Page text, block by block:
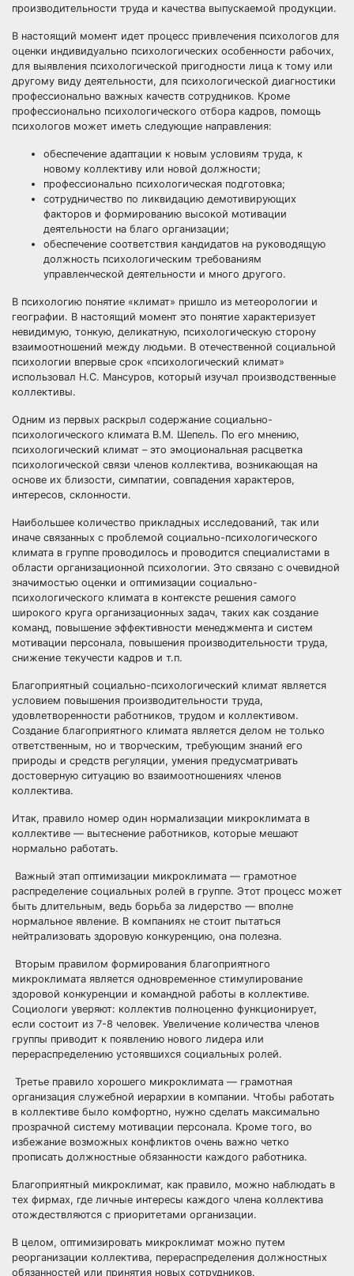
производительности труда и качества выпускаемой продукции.
В настоящий момент идет процесс привлечения психологов для
оценки индивидуально психологических особенности рабочих,
для выявления психологической пригодности лица к тому или
другому виду деятельности, для психологической диагностики
профессионально важных качеств сотрудников. Кроме
профессионально психологического отбора кадров, помощь
психологов может иметь следующие направления:
обеспечение адаптации к новым условиям труда, к
новому коллективу или новой должности;
профессионально психологическая подготовка;
сотрудничество по ликвидацию демотивирующих
факторов и формированию высокой мотивации
деятельности на благо организации;
обеспечение соответствия кандидатов на руководящую
должность психологическим требованиям
управленческой деятельности и много другого.
В психологию понятие «климат» пришло из метеорологии и
географии. В настоящий момент это понятие характеризует
невидимую, тонкую, деликатную, психологическую сторону
взаимоотношений между людьми. В отечественной социальной
психологии впервые срок «психологический климат»
использовал Н.С. Мансуров, который изучал производственные
коллективы.
Одним из первых раскрыл содержание социально-
психологического климата В.М. Шепель. По его мнению,
психологический климат – это эмоциональная расцветка
психологической связи членов коллектива, возникающая на
основе их близости, симпатии, совпадения характеров,
интересов, склонности.
Наибольшее количество прикладных исследований, так или
иначе связанных с проблемой социально-психологического
климата в группе проводилось и проводится специалистами в
области организационной психологии. Это связано с очевидной
значимостью оценки и оптимизации социально-
психологического климата в контексте решения самого
широкого круга организационных задач, таких как создание
команд, повышение эффективности менеджмента и систем
мотивации персонала, повышения производительности труда,
снижение текучести кадров и т.п.
Благоприятный социально-психологический климат является
условием повышения производительности труда,
удовлетворенности работников, трудом и коллективом.
Создание благоприятного климата является делом не только
ответственным, но и творческим, требующим знаний его
природы и средств регуляции, умения предусматривать
достоверную ситуацию во взаимоотношениях членов
коллектива.
Итак, правило номер один нормализации микроклимата в
коллективе — вытеснение работников, которые мешают
нормально работать.
Важный этап оптимизации микроклимата — грамотное
распределение социальных ролей в группе. Этот процесс может
быть длительным, ведь борьба за лидерство — вполне
нормальное явление. В компаниях не стоит пытаться
нейтрализовать здоровую конкуренцию, она полезна.
Вторым правилом формирования благоприятного
микроклимата является одновременное стимулирование
здоровой конкуренции и командной работы в коллективе.
Социологи уверяют: коллектив полноценно функционирует,
если состоит из 7-8 человек. Увеличение количества членов
группы приводит к появлению нового лидера или
перераспределению устоявшихся социальных ролей.
Третье правило хорошего микроклимата — грамотная
организация служебной иерархии в компании. Чтобы работать
в коллективе было комфортно, нужно сделать максимально
прозрачной систему мотивации персонала. Кроме того, во
избежание возможных конфликтов очень важно четко
прописать должностные обязанности каждого работника.
Благоприятный микроклимат, как правило, можно наблюдать в
тех фирмах, где личные интересы каждого члена коллектива
отождествляются с приоритетами организации.
В целом, оптимизировать микроклимат можно путем
реорганизации коллектива, перераспределения должностных
обязанностей или принятия новых сотрудников.